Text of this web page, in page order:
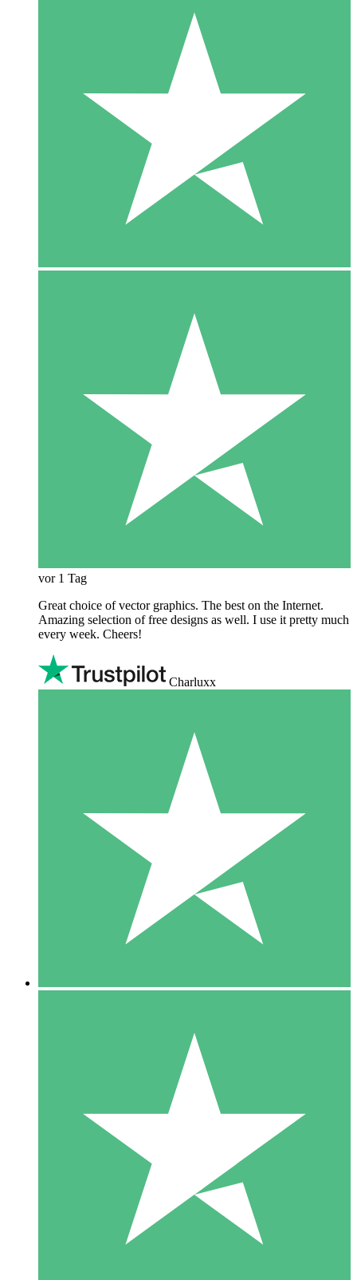
vor 1 Tag
Great choice of vector graphics. The best on the Internet.
Amazing selection of free designs as well. I use it pretty much
every week. Cheers!
Charluxx